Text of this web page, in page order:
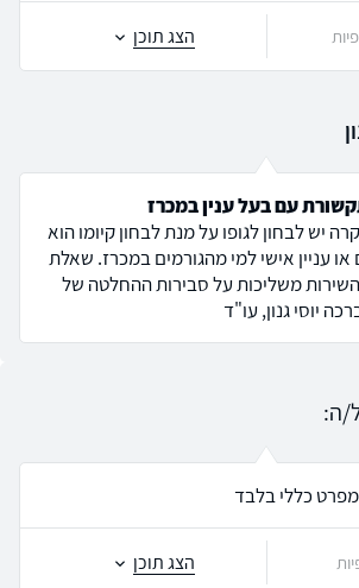
הצג תוכן
עם בעל ענין במכרז
יש לבחון לגופו על מנת לבחון קיומו הוא
או עניין אישי למי מהגורמים במכרז. שאלת
משליכות על סבירות ההחלטה של
יוסי גנון, עו"ד
ה:
כללי בלבד
הצג תוכן